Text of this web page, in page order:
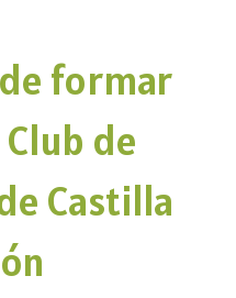
formar
de
Castilla